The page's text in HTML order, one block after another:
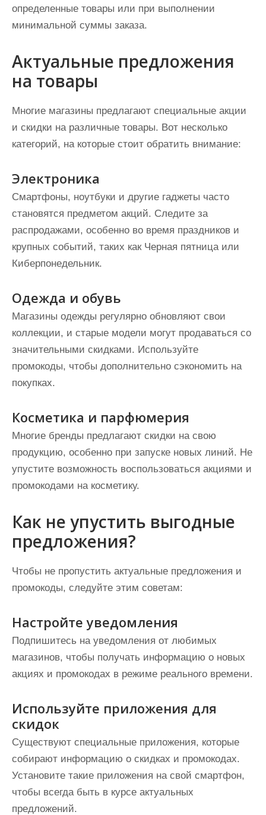
определенные товары или при выполнении
минимальной суммы заказа.
Актуальные предложения
на товары
Многие магазины предлагают специальные акции
и скидки на различные товары. Вот несколько
категорий, на которые стоит обратить внимание:
Электроника
Смартфоны, ноутбуки и другие гаджеты часто
становятся предметом акций. Следите за
распродажами, особенно во время праздников и
крупных событий, таких как Черная пятница или
Киберпонедельник.
Одежда и обувь
Магазины одежды регулярно обновляют свои
коллекции, и старые модели могут продаваться со
значительными скидками. Используйте
промокоды, чтобы дополнительно сэкономить на
покупках.
Косметика и парфюмерия
Многие бренды предлагают скидки на свою
продукцию, особенно при запуске новых линий. Не
упустите возможность воспользоваться акциями и
промокодами на косметику.
Как не упустить выгодные
предложения?
Чтобы не пропустить актуальные предложения и
промокоды, следуйте этим советам:
Настройте уведомления
Подпишитесь на уведомления от любимых
магазинов, чтобы получать информацию о новых
акциях и промокодах в режиме реального времени.
Используйте приложения для
скидок
Существуют специальные приложения, которые
собирают информацию о скидках и промокодах.
Установите такие приложения на свой смартфон,
чтобы всегда быть в курсе актуальных
предложений.